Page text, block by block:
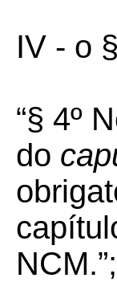
IV - o
“§ 4º
do
NCM.”;